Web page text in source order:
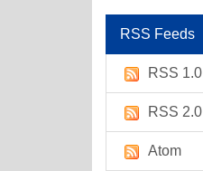
RSS Feeds
RSS 1.0
RSS 2.0
Atom